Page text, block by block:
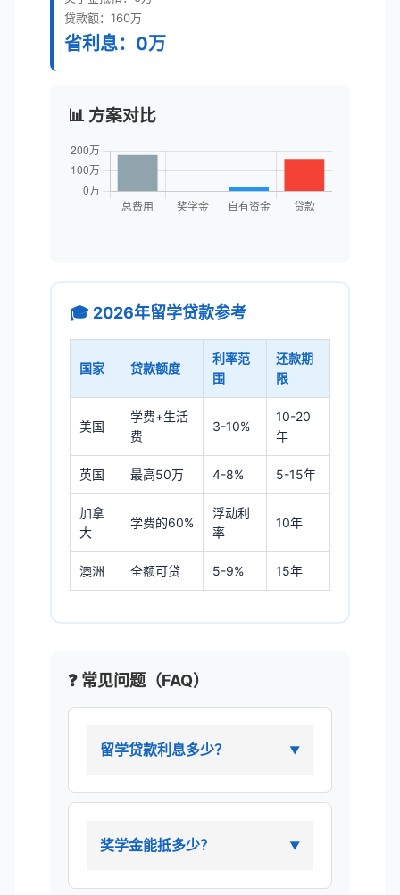
贷款额：160万
省利息：0万
📊 方案对比
🎓 2026年留学贷款参考
国家 贷款额度
利率范
围
还款期
限
美国
学费+生活
费
3-10%
10-20
年
英国 最高50万 4-8% 5-15年
加拿
大
学费的60%
浮动利
率
10年
澳洲 全额可贷 5-9% 15年
❓ 常见问题（FAQ）
留学贷款利息多少？
奖学金能抵多少？